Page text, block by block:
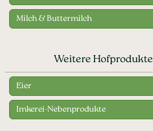
Milch & Buttermilch
Weitere Hofprodukte
Eier
Imkerei-Nebenprodukte